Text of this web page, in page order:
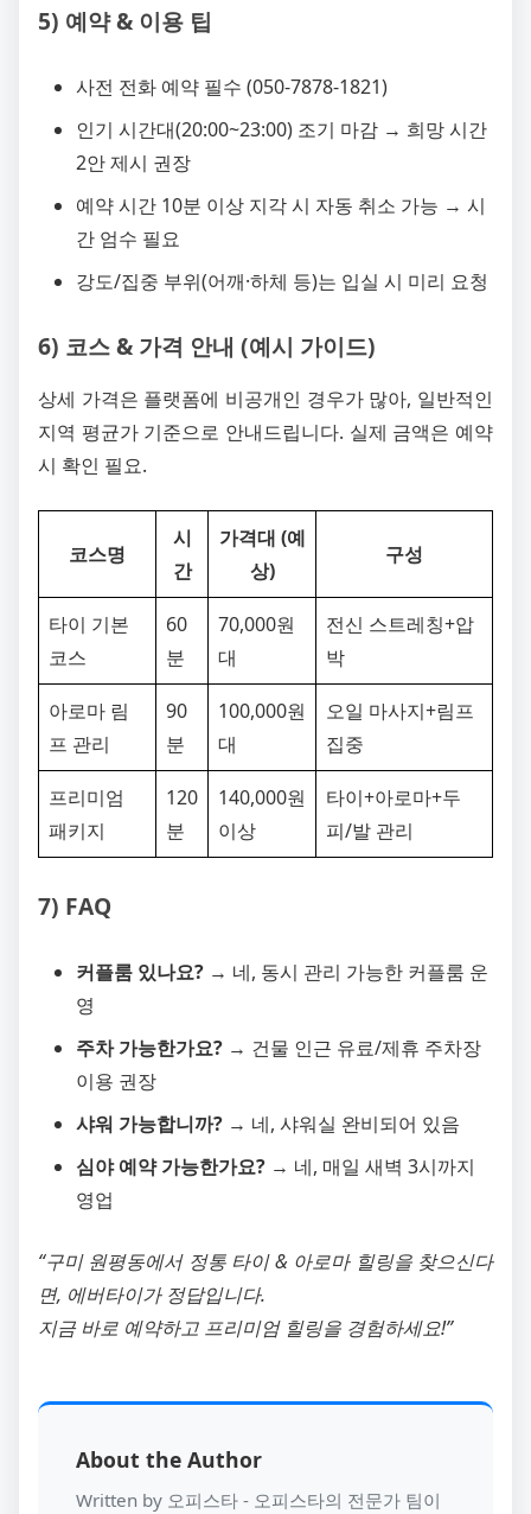
5) 예약 & 이용 팁
사전 전화 예약 필수 (050-7878-1821)
인기 시간대(20:00~23:00) 조기 마감 → 희망 시간
2안 제시 권장
예약 시간 10분 이상 지각 시 자동 취소 가능 → 시
간 엄수 필요
강도/집중 부위(어깨·하체 등)는 입실 시 미리 요청
6) 코스 & 가격 안내 (예시 가이드)
상세 가격은 플랫폼에 비공개인 경우가 많아, 일반적인
지역 평균가 기준으로 안내드립니다. 실제 금액은 예약
시 확인 필요.
코스명
시
간
가격대 (예
상)
구성
타이 기본
코스
60
분
70,000원
대
전신 스트레칭+압
박
아로마 림
프 관리
90
분
100,000원
대
오일 마사지+림프
집중
프리미엄
패키지
120
분
140,000원
이상
타이+아로마+두
피/발 관리
7) FAQ
커플룸 있나요? → 네, 동시 관리 가능한 커플룸 운
영
주차 가능한가요? → 건물 인근 유료/제휴 주차장
이용 권장
샤워 가능합니까? → 네, 샤워실 완비되어 있음
심야 예약 가능한가요? → 네, 매일 새벽 3시까지
영업
“구미 원평동에서 정통 타이 & 아로마 힐링을 찾으신다
면, 에버타이가 정답입니다.
지금 바로 예약하고 프리미엄 힐링을 경험하세요!”
About the Author
Written by 오피스타 - 오피스타의 전문가 팀이